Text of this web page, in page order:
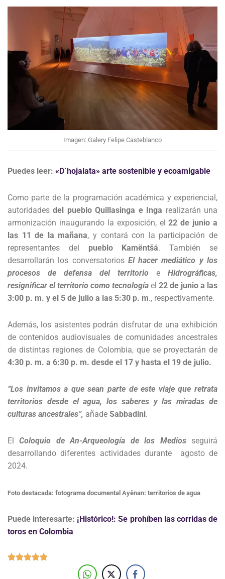
Imagen: Galery Felipe Casteblanco
Puedes leer: «D´hojalata» arte sostenible y ecoamigable
Como parte de la programación académica y experiencial,
autoridadesdel pueblo Quillasinga e Inga realizarán una
armonización inaugurando la exposición, el22 de junio a
las 11 de la mañana, y contará con la participación de
representantes del pueblo Kamëntšá. También se
desarrollarán los conversatorios El hacer mediático y los
procesos de defensa del territorio e Hidrográficas,
resignificar el territorio como tecnología el 22 de junio a las
3:00 p. m. y el 5 de julio a las 5:30 p. m., respectivamente.
Además, los asistentes podrán disfrutar de una exhibición
de contenidos audiovisuales de comunidades ancestrales
de distintas regiones de Colombia, que se proyectarán de
4:30 p. m. a 6:30 p. m. desde el 17 y hasta el 19 de julio.
“Los invitamos a que sean parte de este viaje que retrata
territorios desde el agua, los saberes y las miradas de
culturas ancestrales”, añade Sabbadini.
ElColoquio de An-Arqueología de los Mediosseguirá
desarrollando diferentes actividades durante agosto de
2024.
Foto destacada: fotograma documental Ayênan: territorios de agua
Puede interesarte: ¡Histórico!: Se prohíben las corridas de
toros en Colombia